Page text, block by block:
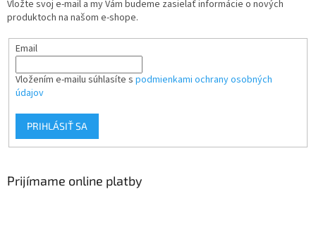
Vložte svoj e-mail a my Vám budeme zasielať informácie o nových
produktoch na našom e-shope.
Email
Vložením e-mailu súhlasíte s podmienkami ochrany osobných
údajov
PRIHLÁSIŤ SA
Prijímame online platby